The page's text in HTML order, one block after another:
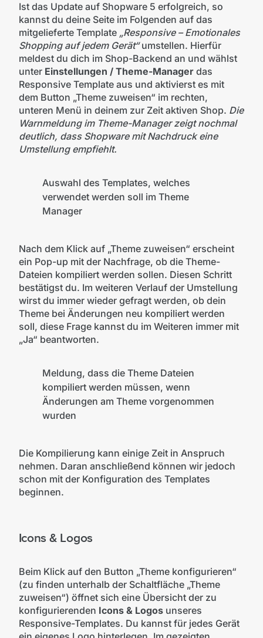
Ist das Update auf Shopware 5 erfolgreich, so
kannst du deine Seite im Folgenden auf das
mitgelieferte Template „Responsive – Emotionales
Shopping auf jedem Gerät“umstellen. Hierfür
meldest du dich im Shop-Backend an und wählst
unter Einstellungen / Theme-Managerdas
Responsive Template aus und aktivierst es mit
dem Button „Theme zuweisen“ im rechten,
unteren Menü in deinem zur Zeit aktiven Shop. Die
Warnmeldung im Theme-Manager zeigt nochmal
deutlich, dass Shopware mit Nachdruck eine
Umstellung empfiehlt.
Auswahl des Templates, welches
verwendet werden soll im Theme
Manager
Nach dem Klick auf „Theme zuweisen“ erscheint
ein Pop-up mit der Nachfrage, ob die Theme-
Dateien kompiliert werden sollen. Diesen Schritt
bestätigst du. Im weiteren Verlauf der Umstellung
wirst du immer wieder gefragt werden, ob dein
Theme bei Änderungen neu kompiliert werden
soll, diese Frage kannst du im Weiteren immer mit
„Ja“ beantworten.
Meldung, dass die Theme Dateien
kompiliert werden müssen, wenn
Änderungen am Theme vorgenommen
wurden
Die Kompilierung kann einige Zeit in Anspruch
nehmen. Daran anschließend können wir jedoch
schon mit der Konfiguration des Templates
beginnen.
Icons & Logos
Beim Klick auf den Button „Theme konfigurieren“
(zu finden unterhalb der Schaltfläche „Theme
zuweisen“) öffnet sich eine Übersicht der zu
konfigurierenden Icons & Logosunseres
Responsive-Templates. Du kannst für jedes Gerät